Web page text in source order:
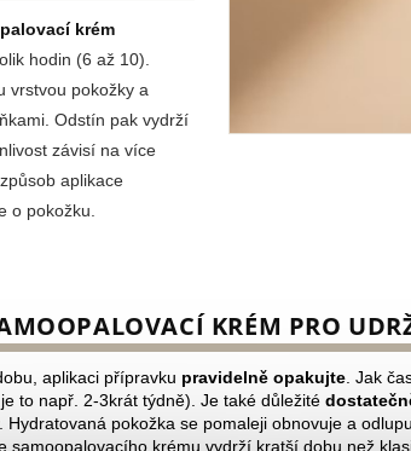
krém
hodin (6 až 10).
vrstvou pokožky a
Odstín pak vydrží
závisí na více
aplikace
o pokožku.
KRÉM PRO
aplikaci přípravku pravidelně opakujte . Jak
je to např. 2-3krát týdně). Je také důležité
. Hydratovaná pokožka se pomaleji obnovuje a
samoopalovacího krému vydrží kratší dobu než